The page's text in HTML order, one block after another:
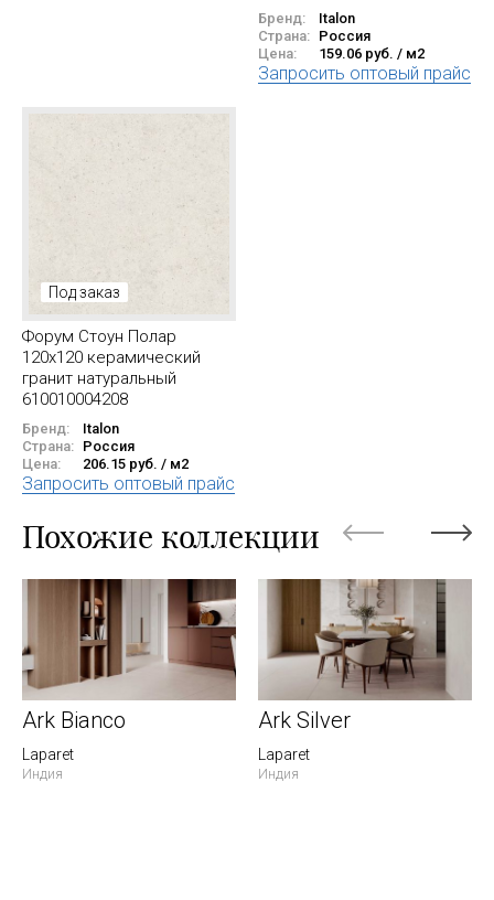
Бренд:
Italon
Страна: Россия
Цена:
159.06 руб. / м2
Запросить оптовый прайс
Под заказ
Форум Стоун Полар
120x120 керамический
гранит натуральный
610010004208
Бренд:
Italon
Страна: Россия
Цена:
206.15 руб. / м2
Запросить оптовый прайс
Похожие коллекции
Ark Bianco
Laparet
Индия
Ark Silver
Laparet
Индия